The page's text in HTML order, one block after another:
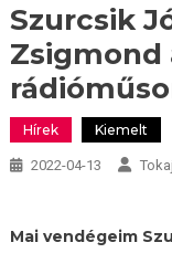
Szurcsik
Zsigmond
Hírek Kiemelt
2022-04-13
Mai vendégeim